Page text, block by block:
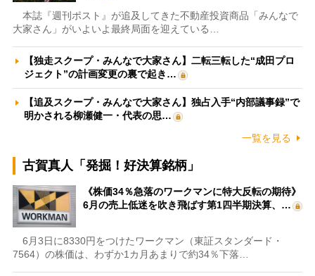
本誌『週刊ポスト』が追及してきた不動産投資商品「みんなで
大家さん」がいよいよ最終局面を迎えている…
【独走スクープ・みんなで大家さん】二転三転した“成田プロ
ジェクト”の計画変更の裏で起き…
【追及スクープ・みんなで大家さん】独占入手“内部議事録”で
明かされる柳瀬健一・代表の思…
一覧を見る
古賀真人「発掘！好決算銘柄」
《株価34％急落のワークマンに特大反転の期待》
6月の売上低迷を吹き飛ばす第1四半期決算、…
6月3日に8330円をつけたワークマン（東証スタンダード・
7564）の株価は、わずか1カ月あまりで約34％下落…